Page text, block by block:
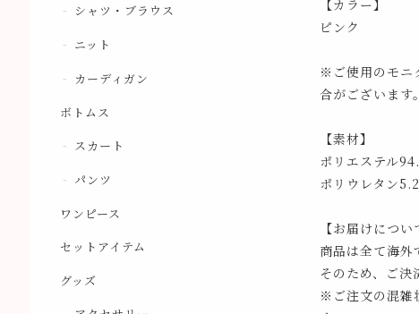
シャツ・ブラウス
ニット
カーディガン
ボトムス
スカート
パンツ
ワンピース
セットアイテム
グッズ
【カラー】
ピンク
※ご使用のモニ
合がございます。
【素材】
ポリエステル
ポリウレタン
【お届けについ
商品は全て海外
そのため、ご決
※ご注文の混雑